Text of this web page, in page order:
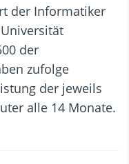
der Informatiker
der
zufolge
der jeweils
alle 14 Monate.